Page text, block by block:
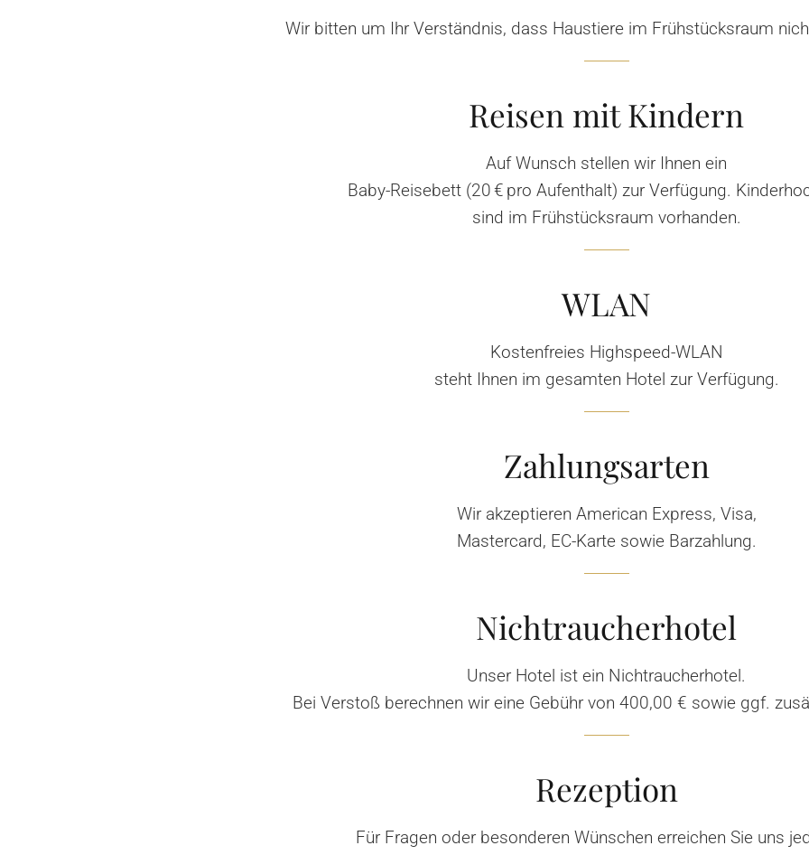
Wir bitten um Ihr Verständnis, dass Haustiere im Frühstücksraum
Reisen mit Kindern
Auf Wunsch stellen wir Ihnen ein
Baby-Reisebett (20 € pro Aufenthalt) zur Verfügung.
sind im Frühstücksraum vorhanden.
WLAN
Kostenfreies Highspeed-WLAN
steht Ihnen im gesamten Hotel zur Verfügung.
Zahlungsarten
Wir akzeptieren American Express, Visa,
Mastercard, EC-Karte sowie Barzahlung.
Nichtraucherhotel
Unser Hotel ist ein Nichtraucherhotel.
Bei Verstoß berechnen wir eine Gebühr von 400,00 € sowie ggf.
Rezeption
Für Fragen oder besonderen Wünschen erreichen Sie uns